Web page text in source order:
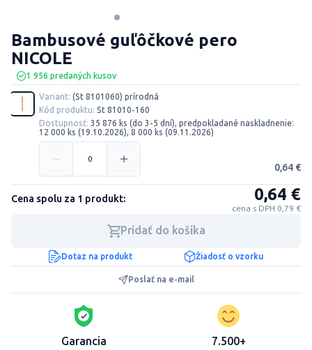
1 956 predaných kusov
Bambusové guľôčkové pero
NICOLE
Variant: (St 8101060) prírodná
Kód produktu: St 81010-160
Dostupnosť: 35 876 ks (do 3-5 dní), predpokladané naskladnenie:
12 000 ks (19.10.2026), 8 000 ks (09.11.2026)
0,64 €
Cena spolu za 1 produkt: 0,64 €
cena s DPH 0,79 €
Pridať do košíka
Dotaz na produkt Žiadosť o vzorku
Poslať na e-mail
Garancia 7.500+